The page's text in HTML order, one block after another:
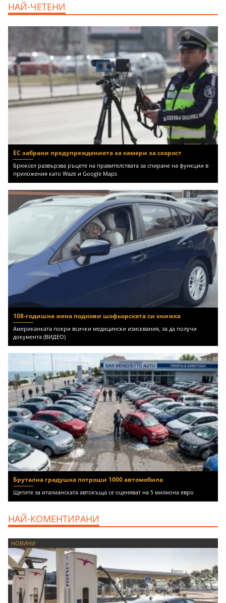
НАЙ-ЧЕТЕНИ
ЕС забрани предупрежденията за камери за скорост
Брюксел развързва ръцете на правителствата за спиране на функции в
приложения като Waze и Google Maps
108-годишна жена поднови шофьорската си книжка
Американката покри всички медицински изисквания, за да получи
документа (ВИДЕО)
Брутална градушка потроши 1000 автомобила
Щетите за италианската автокъща се оценяват на 5 милиона евро
НАЙ-КОМЕНТИРАНИ
НОВИНИ